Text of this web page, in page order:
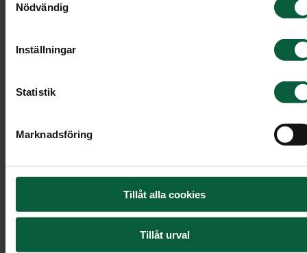
Nödvändig
Inställningar
Statistik
Marknadsföring
Tillåt alla cookies
Tillåt urval
Om den avlidna inte har någon minnessida går
bra att ringa oss för att anmäla dig. Glöm inte att
ange eventuella allergier eller specialkost.
Läs vidare